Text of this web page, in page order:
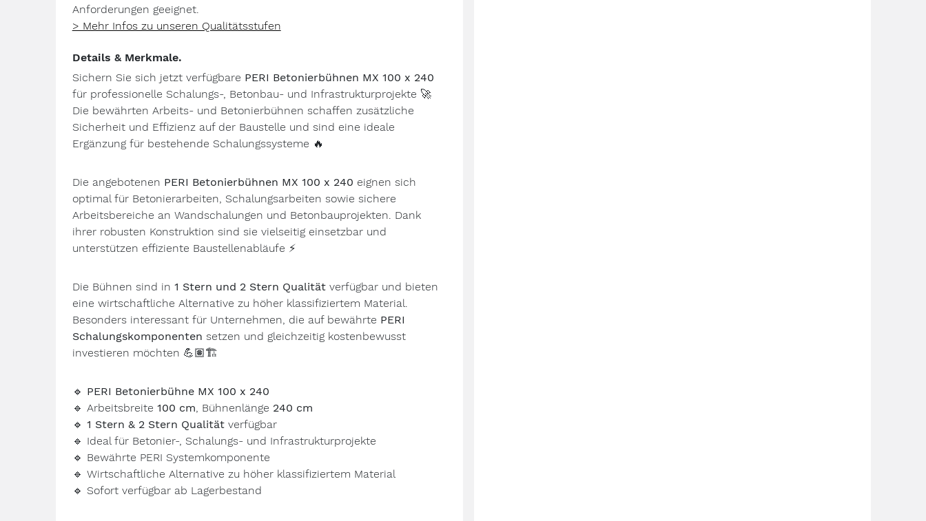
Anforderungen geeignet.
> Mehr Infos zu unseren Qualitätsstufen
Details & Merkmale.
Sichern Sie sich jetzt verfügbare PERI Betonierbühnen MX 100 x 240
für professionelle Schalungs-, Betonbau- und Infrastrukturprojekte 🚀
Die bewährten Arbeits- und Betonierbühnen schaffen zusätzliche
Sicherheit und Effizienz auf der Baustelle und sind eine ideale
Ergänzung für bestehende Schalungssysteme 🔥
Die angebotenen PERI Betonierbühnen MX 100 x 240 eignen sich
optimal für Betonierarbeiten, Schalungsarbeiten sowie sichere
Arbeitsbereiche an Wandschalungen und Betonbauprojekten. Dank
ihrer robusten Konstruktion sind sie vielseitig einsetzbar und
unterstützen effiziente Baustellenabläufe ⚡
Die Bühnen sind in 1 Stern und 2 Stern Qualitätverfügbar und bieten
eine wirtschaftliche Alternative zu höher klassifiziertem Material.
Besonders interessant für Unternehmen, die auf bewährte PERI
Schalungskomponenten setzen und gleichzeitig kostenbewusst
investieren möchten 💪🏽🏗️
🔹 PERI Betonierbühne MX 100 x 240
🔹 Arbeitsbreite 100 cm, Bühnenlänge 240 cm
🔹 1 Stern & 2 Stern Qualitätverfügbar
🔹 Ideal für Betonier-, Schalungs- und Infrastrukturprojekte
🔹 Bewährte PERI Systemkomponente
🔹 Wirtschaftliche Alternative zu höher klassifiziertem Material
🔹 Sofort verfügbar ab Lagerbestand